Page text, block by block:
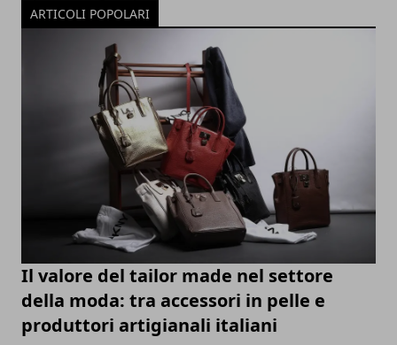
ARTICOLI POPOLARI
Il valore del tailor made nel settore
della moda: tra accessori in pelle e
produttori artigianali italiani